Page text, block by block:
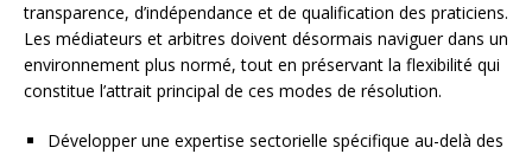
transparence, d’indépendance et de qualification des praticiens.
Les médiateurs et arbitres doivent désormais naviguer dans un
environnement plus normé, tout en préservant la flexibilité qui
constitue l’attrait principal de ces modes de résolution.
Développer une expertise sectorielle spécifique au-delà des